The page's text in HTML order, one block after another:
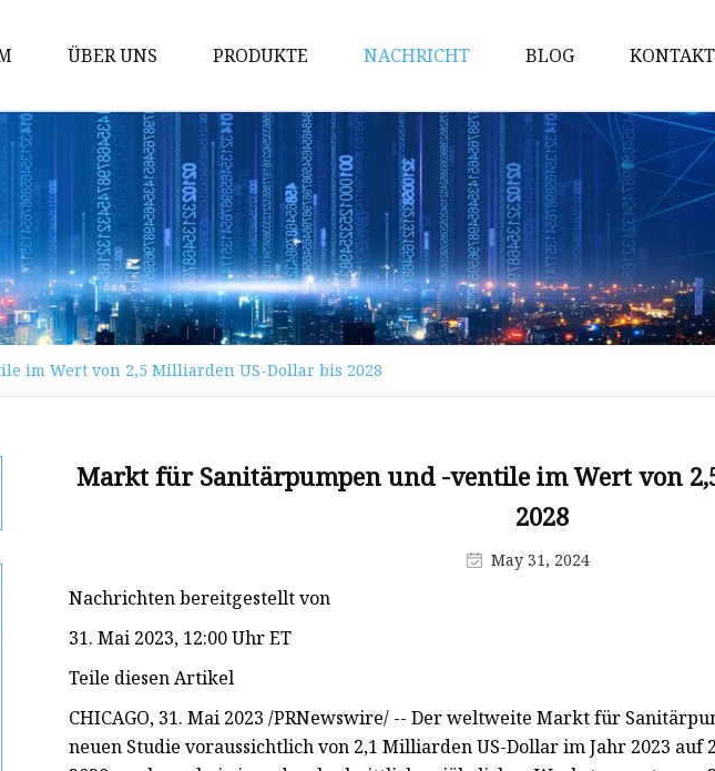
ÜBER UNS PRODUKTE
Absperrschieber
Kugelhahn
Durchgangsventil
Rückschlagventil
Kugelhahnguss
Schieberguss
Rückschlagventilguss
Kraftwerksventil
NACHRICHT BLOG
im Wert von 2,5 Milliarden US-Dollar bis 2028
Markt für Sanitärpumpen und -ventile im Wert von
2028
May 31, 2024
Nachrichten bereitgestellt von
31. Mai 2023, 12:00 Uhr ET
Teile diesen Artikel
CHICAGO, 31. Mai 2023 /PRNewswire/ -- Der weltweite Markt für
neuen Studie voraussichtlich von 2,1 Milliarden US-Dollar im Jahr 2023 auf